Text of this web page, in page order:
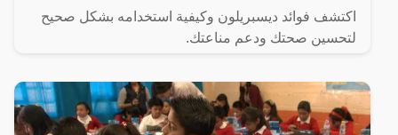
اكتشف فوائد ديسبريلون وكيفية استخدامه بشكل صحيح
لتحسين صحتك ودعم مناعتك.